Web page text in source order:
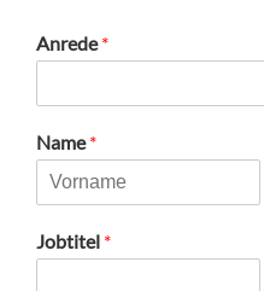
Anrede*
Name*
Jobtitel *